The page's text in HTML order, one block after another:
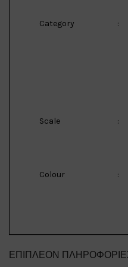
Category :
Scale :
Colour :
ΕΠΙΠΛΈΟΝ